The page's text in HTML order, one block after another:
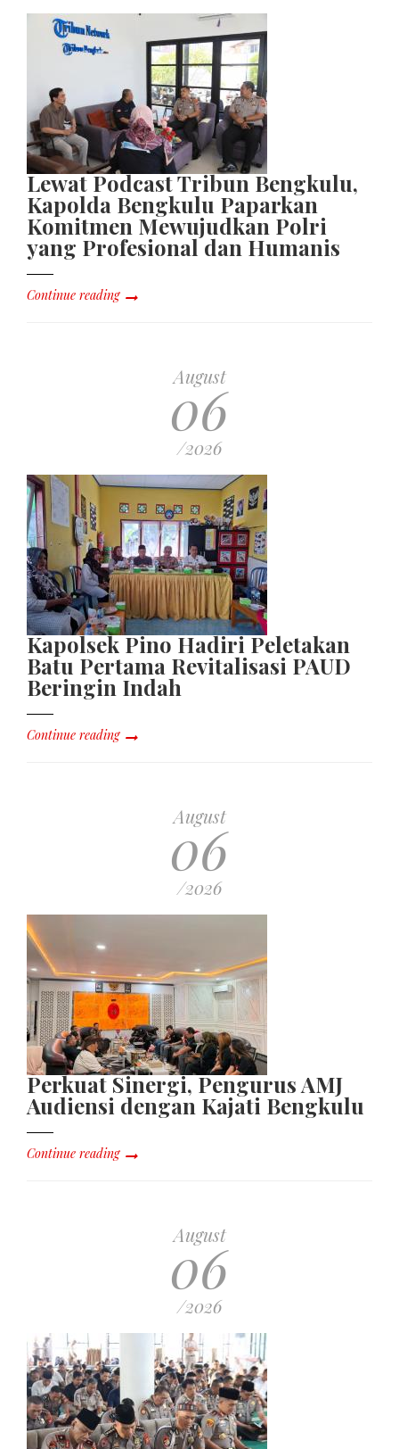
Lewat Podcast Tribun Bengkulu,
Kapolda Bengkulu Paparkan
Komitmen Mewujudkan Polri
yang Profesional dan Humanis
Continue reading
August
06
/2026
Kapolsek Pino Hadiri Peletakan
Batu Pertama Revitalisasi PAUD
Beringin Indah
Continue reading
August
06
/2026
Perkuat Sinergi, Pengurus AMJ
Audiensi dengan Kajati Bengkulu
Continue reading
August
06
/2026